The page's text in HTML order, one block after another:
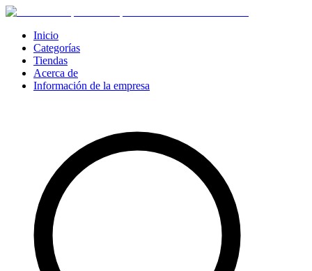
Inicio
Categorías
Tiendas
Acerca de
Información de la empresa